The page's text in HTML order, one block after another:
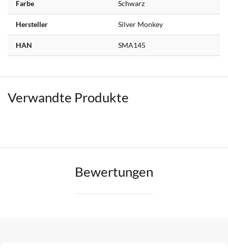
Farbe Schwarz
Hersteller Silver Monkey
HAN SMA145
Verwandte Produkte
Bewertungen